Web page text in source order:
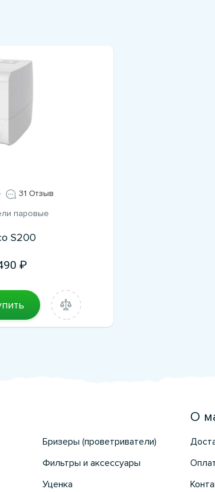
31 Отзыв
паровые
S200
Бризеры (проветриватели)
Фильтры и аксессуары
Уценка
О